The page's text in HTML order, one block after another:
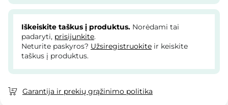
Iškeiskite taškus į produktus. Norėdami tai
padaryti, prisijunkite.
Neturite paskyros? Užsiregistruokite ir keiskite
taškus į produktus.
Garantija ir prekių grąžinimo politika